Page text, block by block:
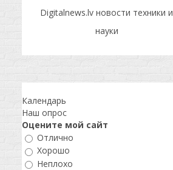
Digitalnews.lv новости техники и
науки
Календарь
Наш опрос
Оцените мой сайт
Отлично
Хорошо
Неплохо